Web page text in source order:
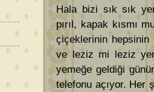
Hala bizi sık sık
pırıl, kapak kısmı
çiçeklerinin hepsinin
ve leziz mi leziz
yemeğe geldiği
telefonu açıyor. Her